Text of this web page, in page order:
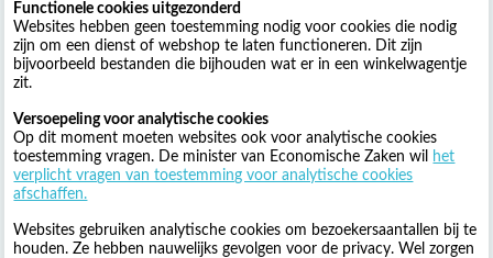
Functionele cookies uitgezonderd
Websites hebben geen toestemming nodig voor cookies die nodig
zijn om een dienst of webshop te laten functioneren. Dit zijn
bijvoorbeeld bestanden die bijhouden wat er in een winkelwagentje
zit.
Versoepeling voor analytische cookies
Op dit moment moeten websites ook voor analytische cookies
toestemming vragen. De minister van Economische Zaken wil
het
verplicht vragen van toestemming voor analytische cookies
afschaffen.
Websites gebruiken analytische cookies om bezoekersaantallen bij te
houden. Ze hebben nauwelijks gevolgen voor de privacy. Wel zorgen